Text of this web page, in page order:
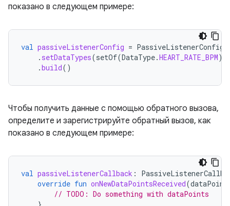
показано в следующем примере:
val passiveListenerConfig = PassiveListenerConfig
. setDataTypes(setOf(DataType.HEART_RATE_BPM))
.build()
Чтобы получить данные с помощью обратного вызова,
определите и зарегистрируйте обратный вызов, как
показано в следующем примере:
val passiveListenerCallback :
override fun onNewDataPointsReceived(
// TODO: Do something with dataPoints